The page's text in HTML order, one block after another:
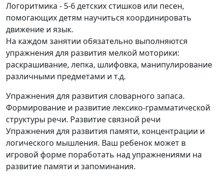
Логоритмика - 5-6 детских стишков или песен,
помогающих детям научиться координировать
движение и язык.
На каждом занятии обязательно выполняются
упражнения для развития мелкой моторики:
раскрашивание, лепка, шлифовка, манипулирование
различными предметами и т.д.
Упражнения для развития словарного запаса.
Формирование и развитие лексико-грамматической
структуры речи. Развитие связной речи
Упражнения для развития памяти, концентрации и
логического мышления. Ваш ребенок может в
игровой форме поработать над упражнениями на
развитие памяти и запоминания.